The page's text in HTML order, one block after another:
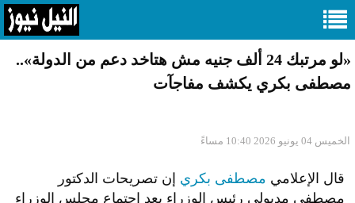
«لو مرتبك 24 ألف جنيه مش هتاخد دعم من الدولة»..
مصطفى بكري يكشف مفاجآت